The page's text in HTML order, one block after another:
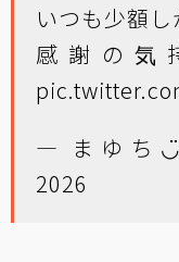
いつも少額
感謝の気
— まゆち
2026